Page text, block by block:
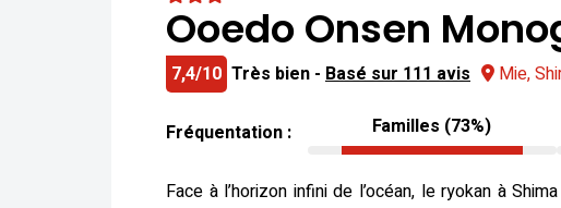
Ooedo Onsen
7,4/10 Très bien - Basé sur 111 avis Mie,
Fréquentation : Familles (73%)
Face à l’horizon infini de l’océan, le ryokan à